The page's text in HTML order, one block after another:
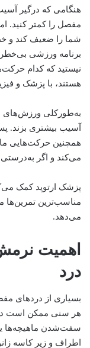
هنگامی که درگیر
مفصل را کمتر کنید.
شما را ضعیف کند و
برنامه ورزشی بی‌خطری
نیستید که کدام
هستند، با پزشک و
به‌طورکلی ورزش‌های
آسیب بیشتری بزند.
همچنین حرکت‌هایی
می‌کند و اگر
پزشک ارتوپد کمک
مناسب‌ترین تمرین‌ها
می‌دهد.
اهمیت
درد
بسیاری از دردهای
هر سنی ممکن است
سفت‌شدن ماهیچه‌ها
اطراف و زیر کاسه